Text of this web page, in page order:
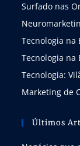
Surfado nas
Tecnologia na
Tecnologia na
Tecnologia:
Marketing de
Últimos